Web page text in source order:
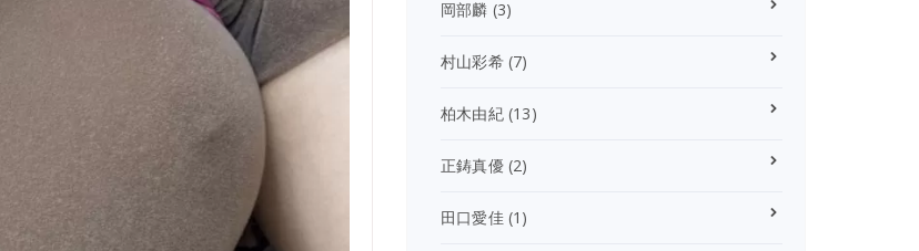
岡部麟 (3)
村山彩希(7)
柏木由紀(13)
正鋳真優(2)
田口愛佳(1)